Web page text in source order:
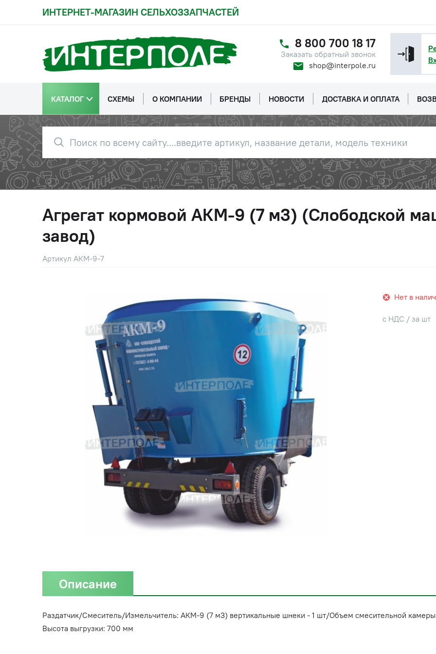
ИНТЕРНЕТ-МАГАЗИН СЕЛЬХОЗЗАПЧАСТЕЙ
8 800 700 18 17
Заказать обратный звонок
shop@interpole.ru
КАТАЛОГ СХЕМЫ О КОМПАНИИ БРЕНДЫ НОВОСТИ ДОСТАВКА И ОПЛАТА
Агрегат кормовой АКМ-9 (7 м3) (Слободской
завод)
Артикул АКМ-9-7
Нет в
с НДС / за шт
Описание
Раздатчик/Смеситель/Измельчитель: АКМ-9 (7 м3) вертикальные шнеки - 1 шт/Объем смесительной
Высота выгрузки: 700 мм